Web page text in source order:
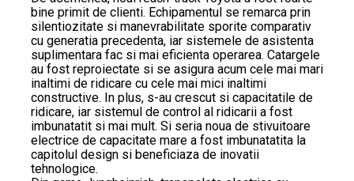
bine primit de clienti. Echipamentul se remarca prin
silentiozitate si manevrabilitate sporite comparativ
cu generatia precedenta, iar sistemele de asistenta
suplimentara fac si mai eficienta operarea. Catargele
au fost reproiectate si se asigura acum cele mai mari
inaltimi de ridicare cu cele mai mici inaltimi
constructive. In plus, s-au crescut si capacitatile de
ridicare, iar sistemul de control al ridicarii a fost
imbunatatit si mai mult. Si seria noua de stivuitoare
electrice de capacitate mare a fost imbunatatita la
capitolul design si beneficiaza de inovatii
tehnologice.